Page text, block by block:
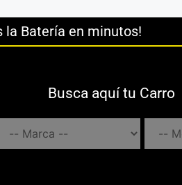
la Batería en minutos!
Busca aquí tu Carro